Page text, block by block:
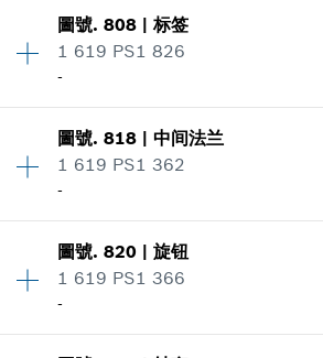
0.00 HK$*
顯示在插圖
-
添加到購物籃
價格類組:-
顯示在插圖
-
添加到購物籃
圖號.808 |标签
1 619 PS1 826
-
價格類組:-
顯示在插圖
圖號.818 |中间法兰
1 619 PS1 362
-
價格類組:-
顯示在插圖
圖號.820 |旋钮
1 619 PS1 366
-